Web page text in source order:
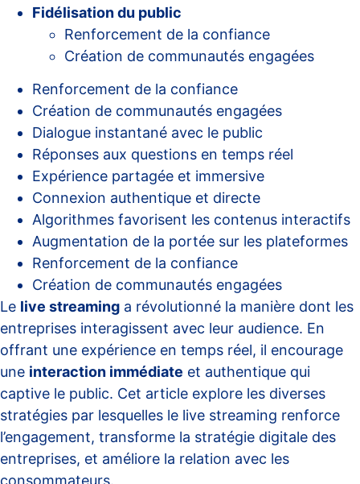
Fidélisation du public
Renforcement de la confiance
Création de communautés engagées
Renforcement de la confiance
Création de communautés engagées
Dialogue instantané avec le public
Réponses aux questions en temps réel
Expérience partagée et immersive
Connexion authentique et directe
Algorithmes favorisent les contenus interactifs
Augmentation de la portée sur les plateformes
Renforcement de la confiance
Création de communautés engagées
Le live streaming a révolutionné la manière dont les
entreprises interagissent avec leur audience. En
offrant une expérience en temps réel, il encourage
une interaction immédiate et authentique qui
captive le public. Cet article explore les diverses
stratégies par lesquelles le live streaming renforce
l’engagement, transforme la stratégie digitale des
entreprises, et améliore la relation avec les
consommateurs.